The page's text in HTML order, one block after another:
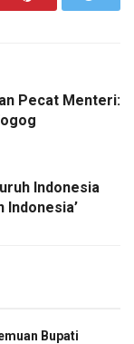
Pecat Menteri:
Indonesia
Bupati